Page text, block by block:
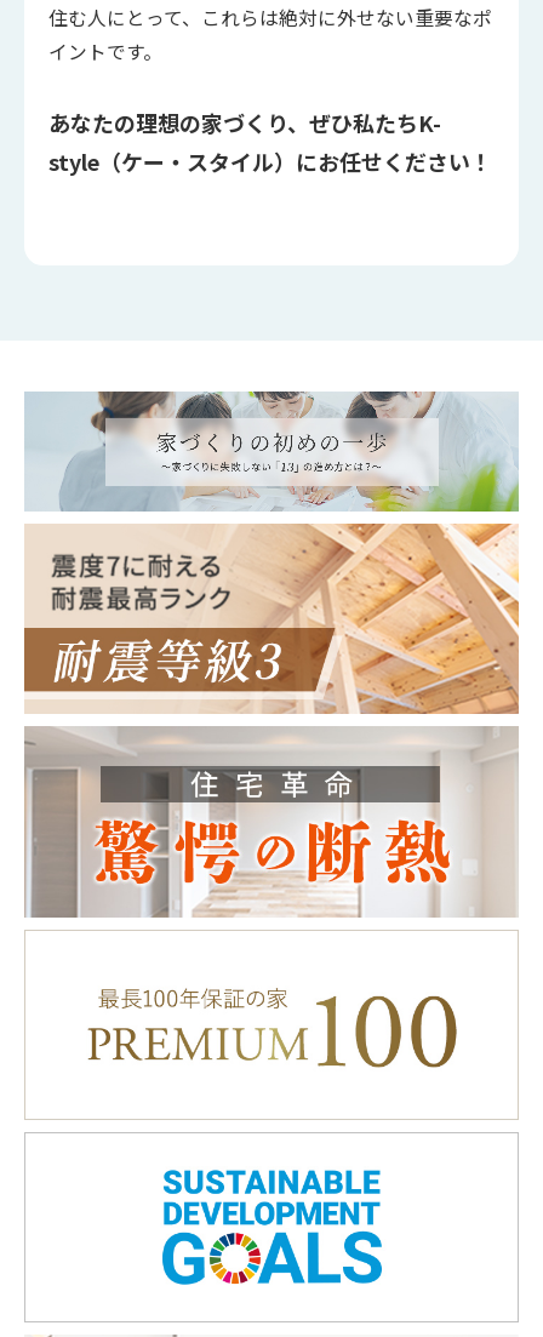
住む人にとって、これらは絶対に外せない重要なポ
イントです。
あなたの理想の家づくり、ぜひ私たちK-
style（ケー・スタイル）にお任せください！